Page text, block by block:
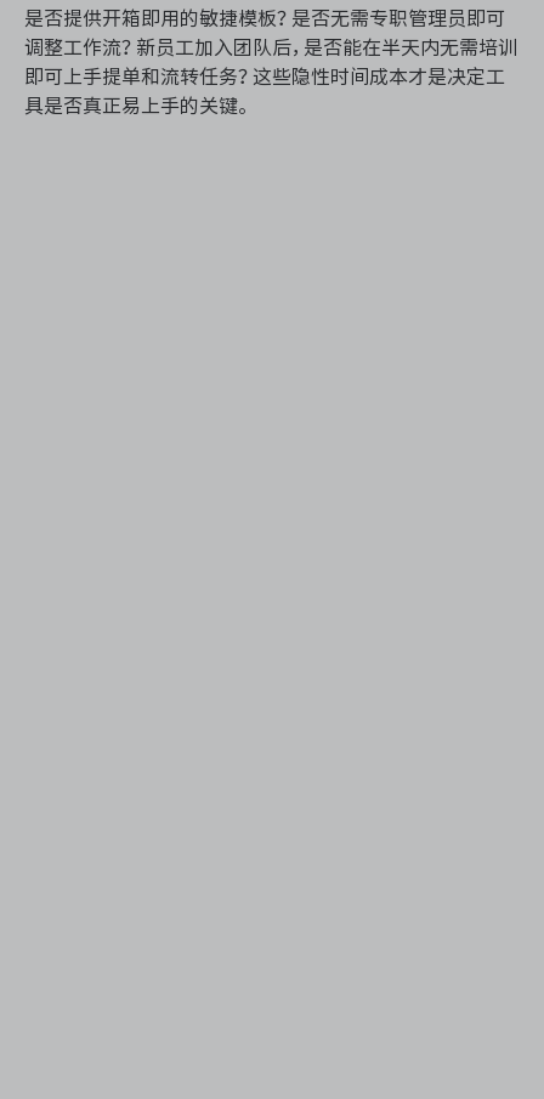
是否提供开箱即用的敏捷模板？是否无需专职管理员即可
调整工作流？新员工加入团队后，是否能在半天内无需培训
即可上手提单和流转任务？这些隐性时间成本才是决定工
具是否真正易上手的关键。